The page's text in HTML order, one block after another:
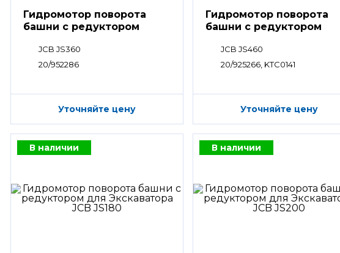
Гидромотор поворота
башни с редуктором
JCB JS360
20/952286
Уточняйте цену
Гидромотор поворота
башни с редуктором
JCB JS460
20/925266, KTC0141
Уточняйте цену
В наличии В наличии